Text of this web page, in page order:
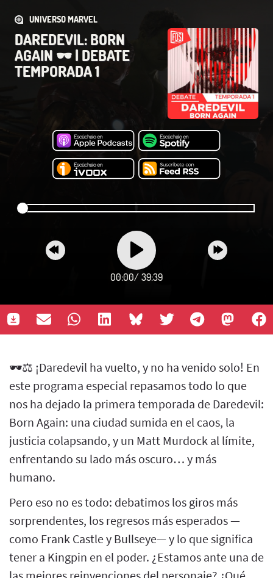
UNIVERSO MARVEL
DAREDEVIL: BORN
AGAIN 🕶 | DEBATE
TEMPORADA 1
00:00/ 39:39
🕶️⚖️ ¡Daredevil ha vuelto, y no ha venido solo! En
este programa especial repasamos todo lo que
nos ha dejado la primera temporada de Daredevil:
Born Again: una ciudad sumida en el caos, la
justicia colapsando, y un Matt Murdock al límite,
enfrentando su lado más oscuro… y más
humano.
Pero eso no es todo: debatimos los giros más
sorprendentes, los regresos más esperados —
como Frank Castle y Bullseye— y lo que significa
tener a Kingpin en el poder. ¿Estamos ante una de